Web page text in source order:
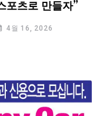
포츠로 만들자”
4월 16, 2026